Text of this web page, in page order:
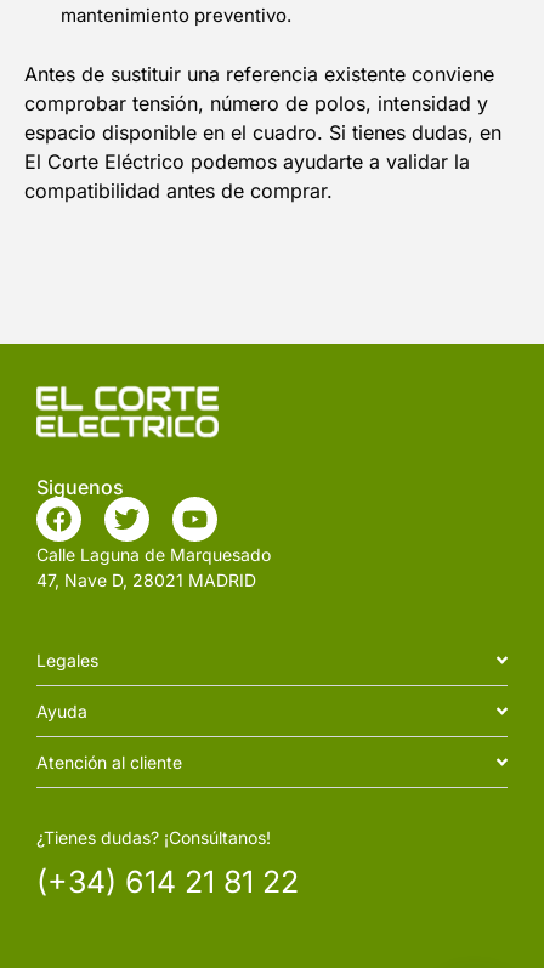
mantenimiento preventivo.
Antes de sustituir una referencia existente conviene
comprobar tensión, número de polos, intensidad y
espacio disponible en el cuadro. Si tienes dudas, en
El Corte Eléctrico podemos ayudarte a validar la
compatibilidad antes de comprar.
Siguenos
Calle Laguna de Marquesado
47, Nave D, 28021 MADRID
Legales
Ayuda
Atención al cliente
¿Tienes dudas? ¡Consúltanos!
(+34) 614 21 81 22